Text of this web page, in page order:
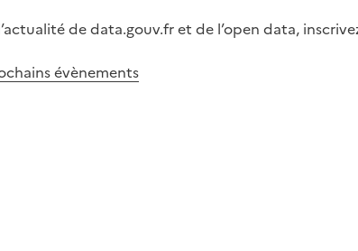
de data.gouv.fr et de l’open data,
évènements